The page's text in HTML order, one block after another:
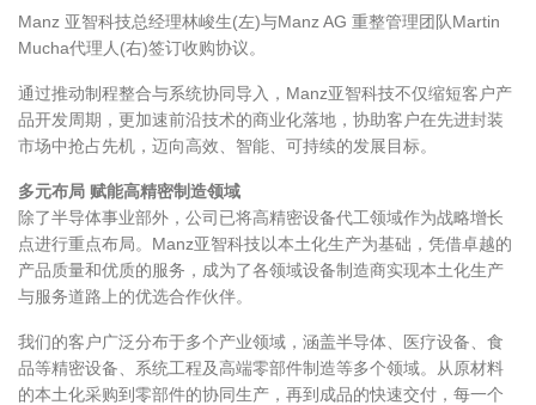
Manz 亚智科技总经理林峻生(左)与Manz AG 重整管理团队Martin
Mucha代理人(右)签订收购协议。
通过推动制程整合与系统协同导入，Manz亚智科技不仅缩短客户产
品开发周期，更加速前沿技术的商业化落地，协助客户在先进封装
市场中抢占先机，迈向高效、智能、可持续的发展目标。
多元布局 赋能高精密制造领域
除了半导体事业部外，公司已将高精密设备代工领域作为战略增长
点进行重点布局。Manz亚智科技以本土化生产为基础，凭借卓越的
产品质量和优质的服务，成为了各领域设备制造商实现本土化生产
与服务道路上的优选合作伙伴。
我们的客户广泛分布于多个产业领域，涵盖半导体、医疗设备、食
品等精密设备、系统工程及高端零部件制造等多个领域。从原材料
的本土化采购到零部件的协同生产，再到成品的快速交付，每一个